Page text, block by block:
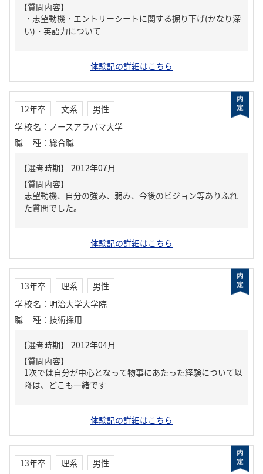
【質問内容】
・志望動機・エントリーシートに関する掘り下げ(かなり深
い)・英語力について
体験記の詳細はこちら
12年卒 文系
男性
学校名 ： ノースアラバマ大学
職種 ： 総合職
【質問内容】
志望動機、自分の強み、弱み、今後のビジョン等ありふれ
た質問でした。
体験記の詳細はこちら
13年卒 理系
男性
学校名 ： 明治大学大学院
職種 ： 技術採用
【質問内容】
1次では自分が中心となって物事にあたった経験について以
降は、どこも一緒です
体験記の詳細はこちら
13年卒 理系
男性